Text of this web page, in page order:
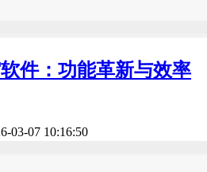
件：功能革新与效率
03-07 10:16:50